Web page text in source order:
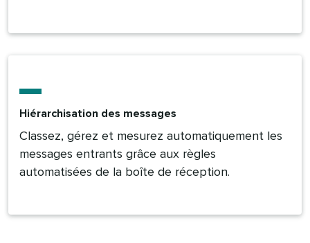
Hiérarchisation des messages​​
Classez, gérez et mesurez automatiquement les
messages entrants grâce aux règles
automatisées de la boîte de réception.​​